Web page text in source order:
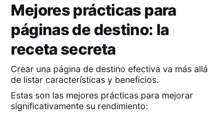
Mejores prácticas para
páginas de destino: la
receta secreta
Crear una página de destino efectiva va más allá
de listar características y beneficios.
Estas son las mejores prácticas para mejorar
significativamente su rendimiento: